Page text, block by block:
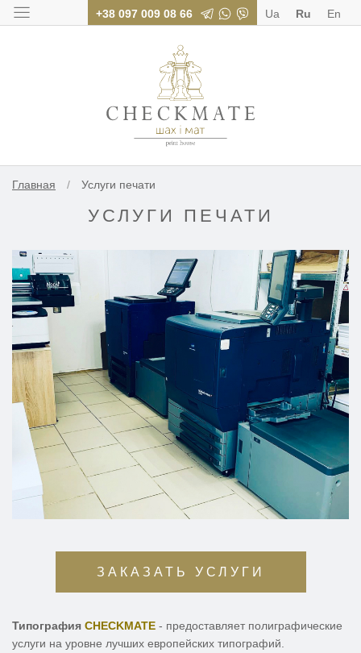
+38 097 009 08 66 Ua Ru En
Главная / Услуги печати
УСЛУГИ ПЕЧАТИ
ЗАКАЗАТЬ УСЛУГИ
Типография CHECKMATE - предоставляет полиграфические
услуги на уровне лучших европейских типографий.